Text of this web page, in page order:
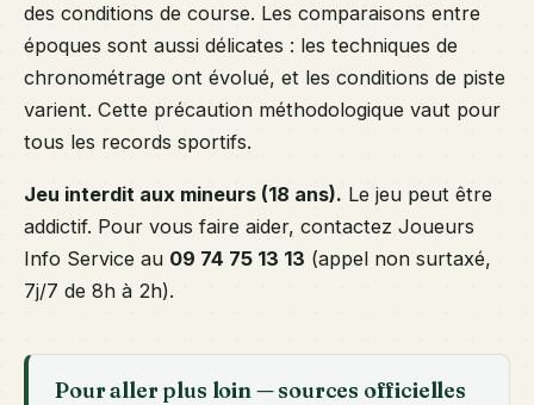
des conditions de course. Les comparaisons entre
époques sont aussi délicates : les techniques de
chronométrage ont évolué, et les conditions de piste
varient. Cette précaution méthodologique vaut pour
tous les records sportifs.
Jeu interdit aux mineurs (18 ans). Le jeu peut être
addictif. Pour vous faire aider, contactez Joueurs
Info Service au 09 74 75 13 13 (appel non surtaxé,
7j/7 de 8h à 2h).
Pour aller plus loin — sources officielles